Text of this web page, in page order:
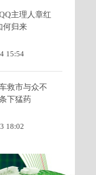
主理人章红
何归来
15:54
救市与众不
下猛药
18:02